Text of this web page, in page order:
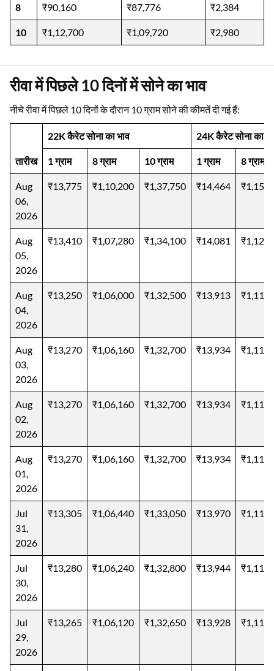
8 ₹90,160 ₹87,776 ₹2,384
10 ₹1,12,700 ₹1,09,720 ₹2,980
रीवा में पिछले 10 दिनों में सोने का भाव
नीचे रीवा में पिछले 10 दिनों के दौरान 10 ग्राम सोने की कीमतें दी गई हैं:
तारीख
22K कैरेट सोना का भाव 24K कैरेट सोना का
1 ग्राम 8 ग्राम 10 ग्राम 1 ग्राम 8 ग्राम
Aug
06,
2026
₹13,775 ₹1,10,200 ₹1,37,750 ₹14,464
Aug
05,
2026
₹13,410 ₹1,07,280 ₹1,34,100 ₹14,081
Aug
04,
2026
₹13,250 ₹1,06,000 ₹1,32,500 ₹13,913
Aug
03,
2026
₹13,270 ₹1,06,160 ₹1,32,700 ₹13,934
Aug
02,
2026
₹13,270 ₹1,06,160 ₹1,32,700 ₹13,934
Aug
01,
2026
₹13,270 ₹1,06,160 ₹1,32,700 ₹13,934
Jul
31,
2026
₹13,305 ₹1,06,440 ₹1,33,050 ₹13,970
Jul
30,
2026
₹13,280 ₹1,06,240 ₹1,32,800 ₹13,944
Jul
29,
2026
₹13,265 ₹1,06,120 ₹1,32,650 ₹13,928